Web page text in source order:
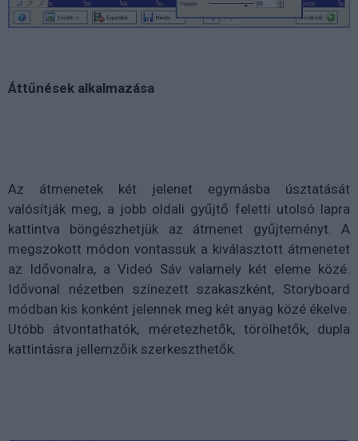
Áttűnések alkalmazása
Az átmenetek két jelenet egymásba úsztatását
valósítják meg, a jobb oldali gyűjtő feletti utolsó lapra
kattintva böngészhetjük az átmenet gyűjteményt. A
megszokott módon vontassuk a kiválasztott átmenetet
az Idővonalra, a Videó Sáv valamely két eleme közé.
Idővonal nézetben színezett szakaszként, Storyboard
módban kis konként jelennek meg két anyag közé ékelve.
Utóbb átvontathatók, méretezhetők, törölhetők, dupla
kattintásra jellemzőik szerkeszthetők.